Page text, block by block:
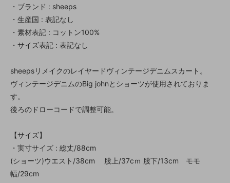
・ブランド : sheeps
・生産国 : 表記なし
・素材表記 : コットン100%
・サイズ表記 : 表記なし
sheepsリメイクのレイヤードヴィンテージデニムスカート。
ヴィンテージデニムのBig johnとショーツが使用されておりま
す。
後ろのドローコードで調整可能。
【サイズ】
・実寸サイズ : 総丈/88cm
(ショーツ)ウエスト/38cm 股上/37cｍ 股下/13cm モモ
幅/29cm